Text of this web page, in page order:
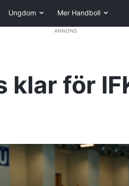
Ungdom Mer Handboll
ANNONS
för